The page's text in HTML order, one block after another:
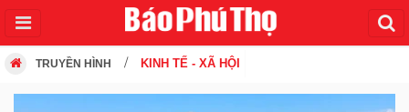
TRUYỀN HÌNH KINH TẾ - XÃ HỘI